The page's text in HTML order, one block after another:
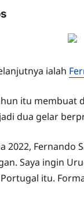
ialah
itu membuat
dua gelar
2022,
Saya ingin
itu.